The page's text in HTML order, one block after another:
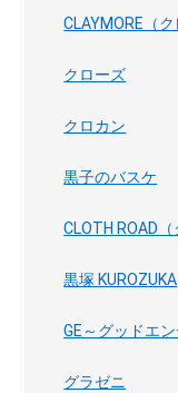
CLAYMORE（ク
クローズ
クロカン
黒子のバスケ
CLOTH ROAD（
黒塚 KUROZUKA
GE～グッドエ
グラゼニ